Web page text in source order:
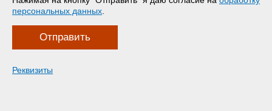
персональных данных
Отправить
Реквизиты